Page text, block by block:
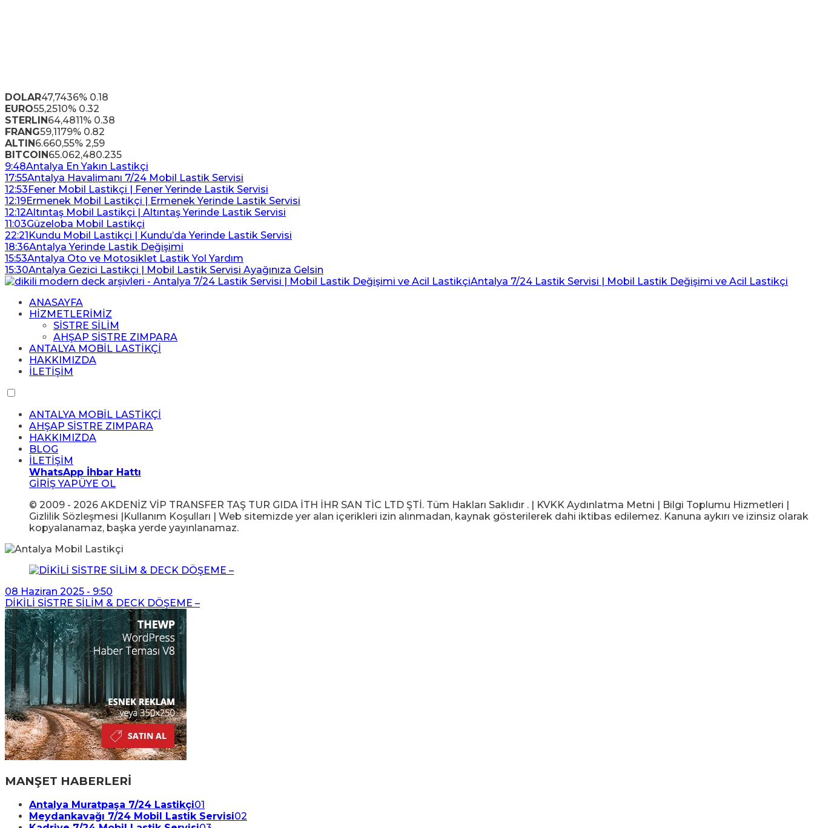
DOLAR47,7436% 0.18
EURO55,2510% 0.32
STERLIN64,4811% 0.38
FRANG59,1179% 0.82
ALTIN6.660,55% 2,59
BITCOIN65.062,480.235
9:48Antalya En Yakın Lastikçi
17:55Antalya Havalimanı 7/24 Mobil Lastik Servisi
12:53Fener Mobil Lastikçi | Fener Yerinde Lastik Servisi
12:19Ermenek Mobil Lastikçi | Ermenek Yerinde Lastik Servisi
12:12Altıntaş Mobil Lastikçi | Altıntaş Yerinde Lastik Servisi
11:03Güzeloba Mobil Lastikçi
22:21Kundu Mobil Lastikçi | Kundu’da Yerinde Lastik Servisi
18:36Antalya Yerinde Lastik Değişimi
15:53Antalya Oto ve Motosiklet Lastik Yol Yardım
15:30Antalya Gezici Lastikçi | Mobil Lastik Servisi Ayağınıza Gelsin
ANASAYFA
HİZMETLERİMİZ
SİSTRE SİLİM
AHŞAP SİSTRE ZIMPARA
ANTALYA MOBİL LASTİKÇİ
HAKKIMIZDA
İLETİŞİM
ANTALYA MOBİL LASTİKÇİ
AHŞAP SİSTRE ZIMPARA
HAKKIMIZDA
BLOG
İLETİŞİM
WhatsApp İhbar Hattı
GİRİŞ YAPÜYE OL
© 2009 - 2026 AKDENİZ VİP TRANSFER TAŞ TUR GIDA İTH İHR SAN TİC LTD ŞTİ. Tüm Hakları Saklıdır . | KVKK Aydınlatma Metni | Bilgi Toplumu Hizmetleri |
Gizlilik Sözleşmesi |Kullanım Koşulları | Web sitemizde yer alan içerikleri izin alınmadan, kaynak gösterilerek dahi iktibas edilemez. Kanuna aykırı ve izinsiz olarak
kopyalanamaz, başka yerde yayınlanamaz.
08 Haziran 2025 - 9:50
DİKİLİ SİSTRE SİLİM & DECK DÖŞEME –
MANŞET HABERLERİ
Antalya Muratpaşa 7/24 Lastikçi01
Meydankavağı 7/24 Mobil Lastik Servisi02